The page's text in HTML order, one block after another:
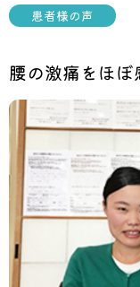
患者様の声
腰の激痛をほ